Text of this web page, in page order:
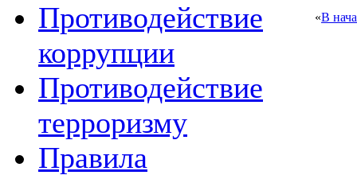
Противодействие
коррупции
Противодействие
терроризму
Правила
«В